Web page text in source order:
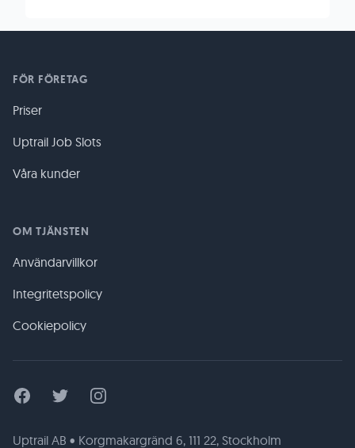
FÖR FÖRETAG
Priser
Uptrail Job Slots
Våra kunder
OM TJÄNSTEN
Användarvillkor
Integritetspolicy
Cookiepolicy
FacebookTwitter Instagram
Uptrail AB • Korgmakargränd 6, 111 22, Stockholm